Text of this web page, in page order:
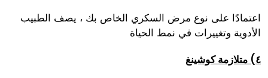
اعتمادًا على نوع مرض السكري الخاص بك ، يصف الطبيب
الأدوية وتغييرات في نمط الحياة
٤) متلازمة كوشينغ